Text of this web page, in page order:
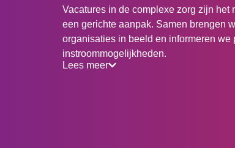
Vacatures in de complexe zorg zijn het
een gerichte aanpak. Samen brengen
organisaties in beeld en informeren
instroommogelijkheden.
Lees meer